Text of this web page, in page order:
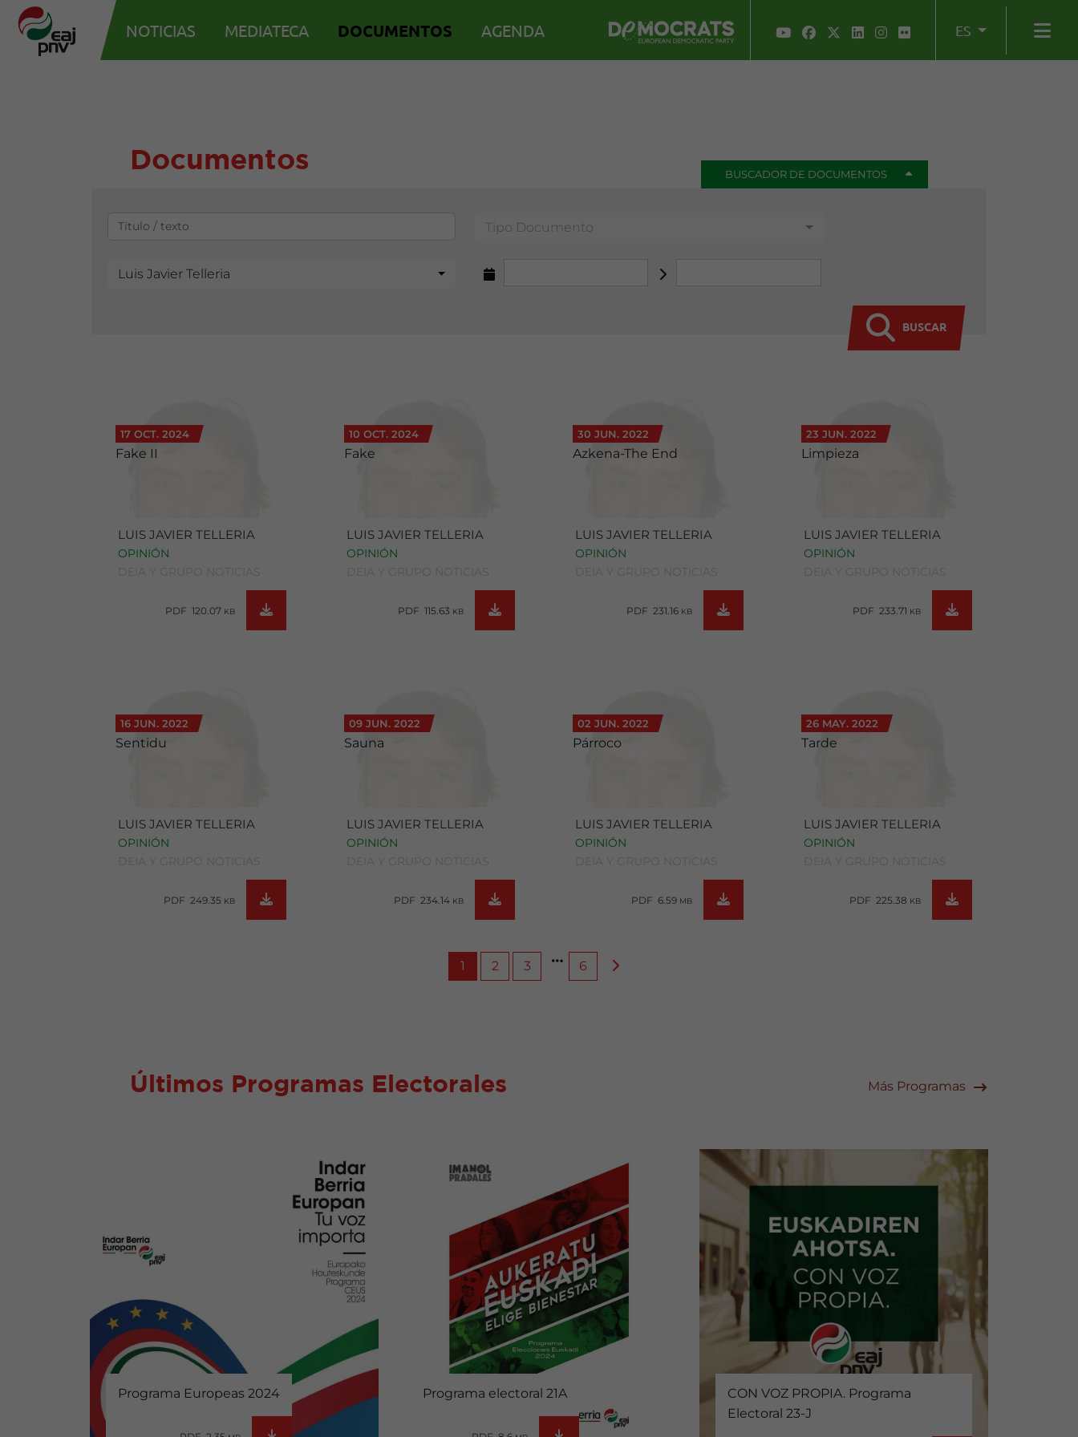
NOTICIAS MEDIATECA DOCUMENTOS AGENDA ES
Documentos BUSCADOR DE DOCUMENTOS
Tipo Documento
Luis Javier Telleria
BUSCAR
17 OCT. 2024
Fake II
LUIS JAVIER TELLERIA
OPINIÓN
PDF 120.07 KB
10 OCT. 2024
Fake
LUIS JAVIER TELLERIA
OPINIÓN
PDF 115.63 KB
30 JUN. 2022
Azkena-The End
LUIS JAVIER TELLERIA
OPINIÓN
PDF 231.16 KB
23 JUN. 2022
Limpieza
LUIS JAVIER TELLERIA
OPINIÓN
PDF 233.71 KB
16 JUN. 2022
Sentidu
LUIS JAVIER TELLERIA
OPINIÓN
PDF 249.35 KB
09 JUN. 2022
Sauna
LUIS JAVIER TELLERIA
OPINIÓN
PDF 234.14 KB
02 JUN. 2022
Párroco
LUIS JAVIER TELLERIA
OPINIÓN
PDF 6.59 MB
26 MAY. 2022
Tarde
LUIS JAVIER TELLERIA
OPINIÓN
PDF 225.38 KB
1 2 3 6
Últimos Programas Electorales Más Programas
Programa Europeas 2024 Programa electoral 21A
CON VOZ PROPIA. Programa
Electoral 23-J